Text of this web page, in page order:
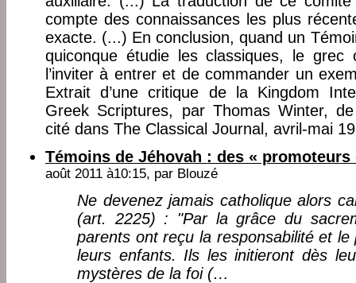
compte des connaissances les plus
exacte. (...) En conclusion, quand un
quiconque étudie les classiques, le
l’inviter à entrer et de commander un
Extrait d’une critique de la Kingdom
Greek Scriptures, par Thomas Winter,
cité dans The Classical Journal, avril-mai
Témoins de Jéhovah : des «
août 2011 à10:15, par Blouzé
Ne devenez jamais catholique alors
(art. 2225) : "Par la grâce du
parents ont reçu la responsabilité et le
leurs enfants. Ils les initieront dès
mystères de la foi (…